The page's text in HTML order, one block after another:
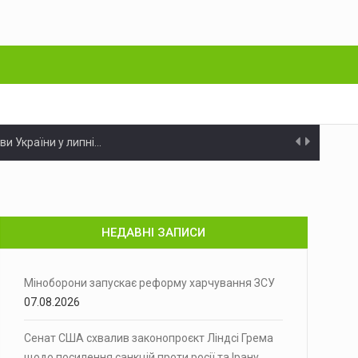
Вокзальній,…
через дорожньо-транспортну пригоду…
панелі Минулої доби на території Чернівецької…
НЕДАВНІ ЗАПИСИ
Міноборони запускає реформу харчування ЗСУ
07.08.2026
Сенат США схвалив законопроєкт Ліндсі Грема